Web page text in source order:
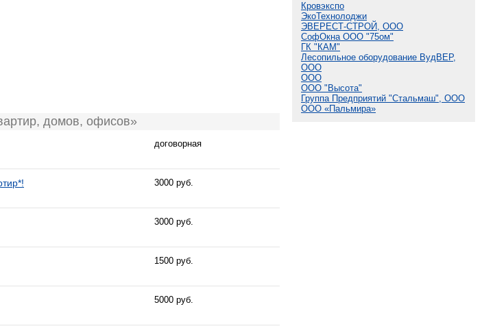
домов, офисов»
договорная
3000 руб.
3000 руб.
1500 руб.
5000 руб.
Кровэкспо
ЭкоТехнолоджи
ЭВЕРЕСТ-СТРОЙ, ООО
СофОкна ООО "75ом"
ГК "КАМ"
Лесопильное оборудование ВудВЕР,
ООО
ООО
ООО "Высота"
Группа Предприятий "Стальмаш", ООО
ООО «Пальмира»